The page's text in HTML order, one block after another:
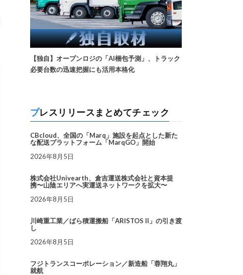
【独自】オープンロジの「AI梱包予測」、トラック
必要台数の迅速把握にも活用本格化
プレスリリースまとめてチェック
CBcloud、全国の「Marq」施設を起点とした新た
な配送プラットフォーム「MarqGO」開始
2026年8月5日
株式会社Univearth、倉吉運送株式会社と資本提
携〜山陰エリアへ実運送ネットワークを拡大〜
2026年8月5日
川崎重工業／ばら積運搬船「ARISTOS II」の引き渡
し
2026年8月5日
フジトランスコーポレーション／新造船「蓉翔丸」
就航